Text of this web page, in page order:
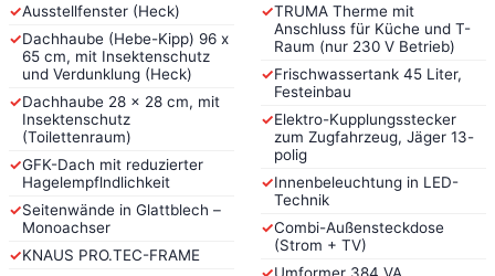
✓Ausstellfenster (Heck)
✓Dachhaube (Hebe-Kipp) 96 x
65 cm, mit Insektenschutz
und Verdunklung (Heck)
✓Dachhaube 28 x 28 cm, mit
Insektenschutz
(Toilettenraum)
✓GFK-Dach mit reduzierter
Hagelempflndlichkeit
✓Seitenwände in Glattblech –
Monoachser
✓KNAUS PRO.TEC-FRAME
✓TRUMA Therme mit
Anschluss für Küche und T-
Raum (nur 230 V Betrieb)
✓Frischwassertank 45 Liter,
Festeinbau
✓Elektro-Kupplungsstecker
zum Zugfahrzeug, Jäger 13-
polig
✓Innenbeleuchtung in LED-
Technik
✓Combi-Außensteckdose
(Strom + TV)
✓Umformer 384 VA